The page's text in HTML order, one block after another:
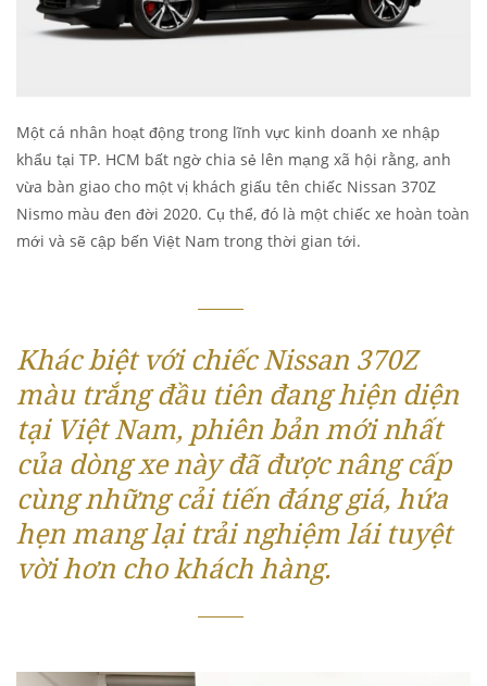
Một cá nhân hoạt động trong lĩnh vực kinh doanh xe nhập
khẩu tại TP. HCM bất ngờ chia sẻ lên mạng xã hội rằng, anh
vừa bàn giao cho một vị khách giấu tên chiếc Nissan 370Z
Nismo màu đen đời 2020. Cụ thể, đó là một chiếc xe hoàn toàn
mới và sẽ cập bến Việt Nam trong thời gian tới.
Khác biệt với chiếc Nissan 370Z
màu trắng đầu tiên đang hiện diện
tại Việt Nam, phiên bản mới nhất
của dòng xe này đã được nâng cấp
cùng những cải tiến đáng giá, hứa
hẹn mang lại trải nghiệm lái tuyệt
vời hơn cho khách hàng.